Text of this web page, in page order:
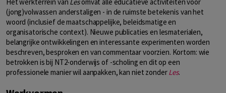
(jong)volwassen anderstaligen - in de ruimste betekenis van het
woord (inclusief de maatschappelijke, beleidsmatige en
organisatorische context). Nieuwe publicaties en lesmaterialen,
belangrijke ontwikkelingen en interessante experimenten worden
beschreven, besproken en van commentaar voorzien. Kortom: wie
betrokken is bij NT2-onderwijs of -scholing en dit op een
professionele manier wil aanpakken, kan niet zonderLes.